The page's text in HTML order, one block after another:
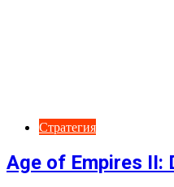
Стратегия
Age of Empires II: